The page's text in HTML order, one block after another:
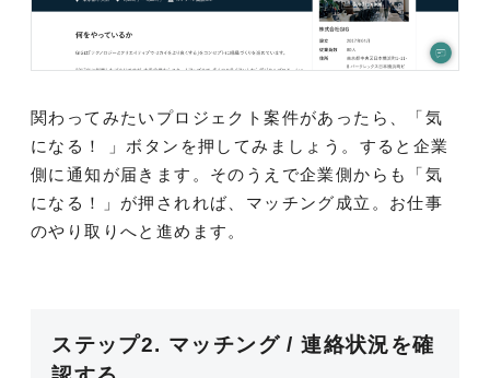
関わってみたいプロジェクト案件があったら、「気
になる！ 」ボタンを押してみましょう。すると企業
側に通知が届きます。そのうえで企業側からも「気
になる！」が押されれば、マッチング成立。お仕事
のやり取りへと進めます。
ステップ2. マッチング / 連絡状況を確